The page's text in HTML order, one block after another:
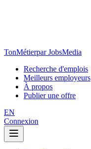
TonMétierpar JobsMedia
Recherche d'emplois
Meilleurs employeurs
À propos
Publier une offre
EN
Connexion